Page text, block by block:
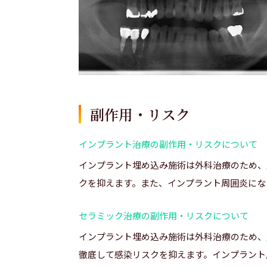
副作用・リスク
インプラント治療の副作用・リスクについて
インプラント埋め込み施術は外科治療のため
クを抑えます。また、インプラント周囲炎に
セラミック治療の副作用・リスクについて
インプラント埋め込み施術は外科治療のため
徹底して感染リスクを抑えます。インプラン